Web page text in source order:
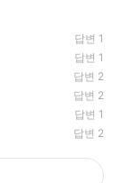
답변 1
답변 1
답변 2
답변 2
답변 1
답변 2